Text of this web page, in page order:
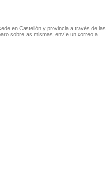
en Castellón y provincia a través de las
sobre las mismas, envíe un correo a